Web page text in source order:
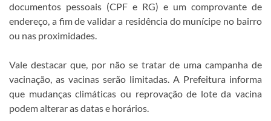
documentos pessoais (CPF e RG) e um comprovante de
endereço, a fim de validar a residência do munícipe no bairro
ou nas proximidades.
Vale destacar que, por não se tratar de uma campanha de
vacinação, as vacinas serão limitadas. A Prefeitura informa
que mudanças climáticas ou reprovação de lote da vacina
podem alterar as datas e horários.